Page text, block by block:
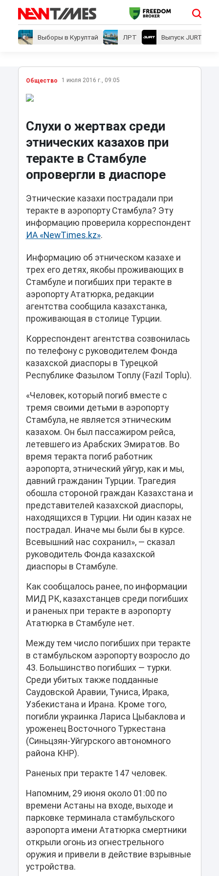
Выборы в Курултай ЛРТ Выпуск JURT
Общество 1 июля 2016 г., 09:05
Слухи о жертвах среди
этнических казахов при
теракте в Стамбуле
опровергли в диаспоре
Этнические казахи пострадали при
теракте в аэропорту Стамбула? Эту
информацию проверила корреспондент
ИА «NewTimes.kz».
Информацию об этническом казахе и
трех его детях, якобы проживающих в
Стамбуле и погибших при теракте в
аэропорту Ататюрка, редакции
агентства сообщила казахстанка,
проживающая в столице Турции.
Корреспондент агентства созвонилась
по телефону с руководителем Фонда
казахской диаспоры в Турецкой
Республике Фазылом Топлу (Fazıl Toplu).
«Человек, который погиб вместе с
тремя своими детьми в аэропорту
Стамбула, не является этническим
казахом. Он был пассажиром рейса,
летевшего из Арабских Эмиратов. Во
время теракта погиб работник
аэропорта, этнический уйгур, как и мы,
давний гражданин Турции. Трагедия
обошла стороной граждан Казахстана и
представителей казахской диаспоры,
находящихся в Турции. Ни один казах не
пострадал. Иначе мы были бы в курсе.
Всевышний нас сохранил», ― сказал
руководитель Фонда казахской
диаспоры в Стамбуле.
Как сообщалось ранее, по информации
МИД РК, казахстанцев среди погибших
и раненых при теракте в аэропорту
Ататюрка в Стамбуле нет.
Между тем число погибших при теракте
в стамбульском аэропорту возросло до
43. Большинство погибших — турки.
Среди убитых также подданные
Саудовской Аравии, Туниса, Ирака,
Узбекистана и Ирана. Кроме того,
погибли украинка Лариса Цыбаклова и
уроженец Восточного Туркестана
(Синьцзян-Уйгурского автономного
района КНР).
Раненых при теракте 147 человек.
Напомним, 29 июня около 01:00 по
времени Астаны на входе, выходе и
парковке терминала стамбульского
аэропорта имени Ататюрка смертники
открыли огонь из огнестрельного
оружия и привели в действие взрывные
устройства.